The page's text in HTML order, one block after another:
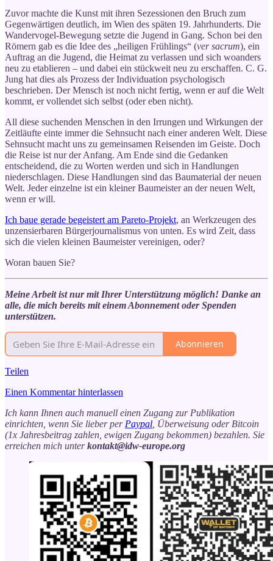
Zuvor machte die Kunst mit ihren Sezessionen den Bruch zum
Gegenwärtigen deutlich, im Wien des späten 19. Jahrhunderts. Die
Wandervogel-Bewegung setzte die Jugend in Gang. Schon bei den
Römern gab es die Idee des „heiligen Frühlings“ (ver sacrum), ein
Auftrag an die Jugend, die Heimat zu verlassen und sich woanders
neu zu etablieren – und dabei ein stückweit neu zu erschaffen. C. G.
Jung hat dies als Prozess der Individuation psychologisch
beschrieben. Der Mensch ist noch nicht fertig, wenn er auf die Welt
kommt, er vollendet sich selbst (oder eben nicht).
All diese suchenden Menschen in den Irrungen und Wirkungen der
Zeitläufte einte immer die Sehnsucht nach einer anderen Welt. Diese
Sehnsucht macht uns zu gemeinsamen Reisenden im Geiste. Doch
die Reise ist nur der Anfang. Am Ende sind die Gedanken
entscheidend, die zu Worten werden und sich in Handlungen
niederschlagen. Diese Handlungen sind das Baumaterial der neuen
Welt. Jeder einzelne ist ein kleiner Baumeister an der neuen Welt,
wenn er will.
Ich baue gerade begeistert am Pareto-Projekt, an Werkzeugen des
unzensierbaren Bürgerjournalismus von unten. Es wird Zeit, dass
sich die vielen kleinen Baumeister vereinigen, oder?
Woran bauen Sie?
Meine Arbeit ist nur mit Ihrer Unterstützung möglich! Danke an
alle, die mich bereits mit einem Abonnement oder Spenden
unterstützen.
Abonnieren
Teilen
Einen Kommentar hinterlassen
Ich kann Ihnen auch manuell einen Zugang zur Publikation
einrichten, wenn Sie lieber per Paypal , Überweisung oder Bitcoin
(1x Jahresbeitrag zahlen, ewigen Zugang bekommen) bezahlen. Sie
erreichen mich unterkontakt@idw-europe.org